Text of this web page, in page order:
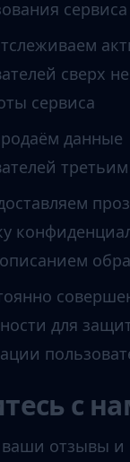
сервиса
сверх
сервиса
данные
для
с
отзывы и